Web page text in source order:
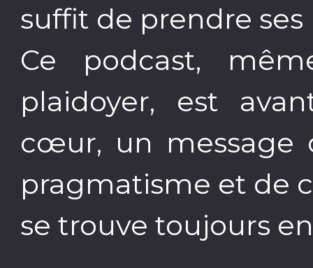
suffit de prendre
Ce podcast,
plaidoyer, est
cœur, un message
pragmatisme et de
se trouve toujours